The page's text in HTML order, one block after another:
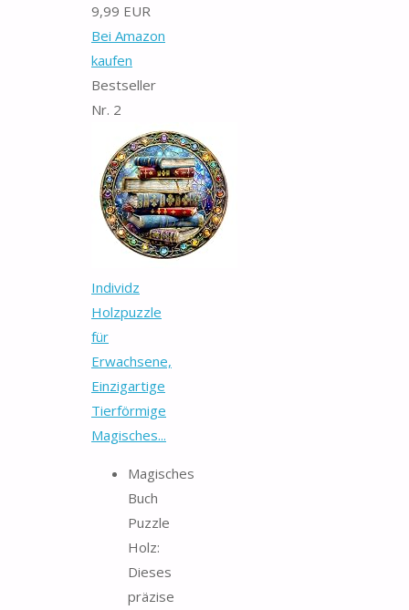
9,99 EUR
Bei Amazon
kaufen
Bestseller
Nr. 2
Individz
Holzpuzzle
für
Erwachsene,
Einzigartige
Tierförmige
Magisches...
Magisches
Buch
Puzzle
Holz:
Dieses
präzise